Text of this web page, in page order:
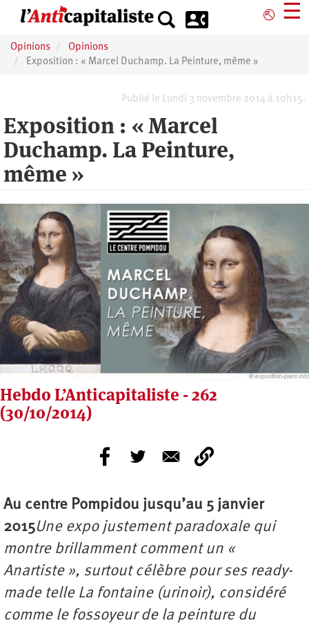
principal
⎋ ☰
Opinions
Opinions
Exposition : « Marcel Duchamp. La Peinture, même »
Publié le Lundi 3 novembre 2014 à 10h15.
Exposition : « Marcel
Duchamp. La Peinture,
même »
Hebdo L’Anticapitaliste - 262
(30/10/2014)
Au centre Pompidou jusqu’au 5 janvier
2015Une expo justement paradoxale qui
montre brillamment comment un «
Anartiste », surtout célèbre pour ses ready-
made telle La fontaine (urinoir), considéré
comme le fossoyeur de la peinture du